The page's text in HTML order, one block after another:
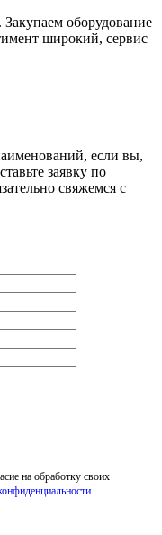
оборудование
широкий, сервис
если вы,
заявку по
свяжемся с
на обработку своих
.